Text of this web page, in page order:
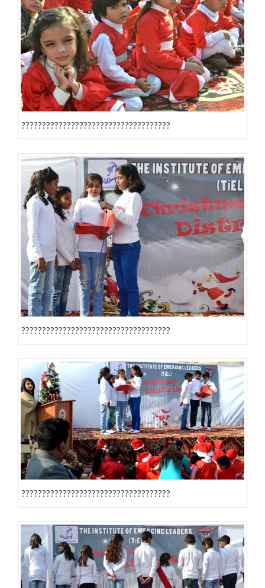
????????????????????????????????????
????????????????????????????????????
????????????????????????????????????